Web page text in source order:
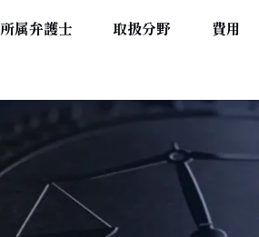
所属弁護士 取扱分野 費用